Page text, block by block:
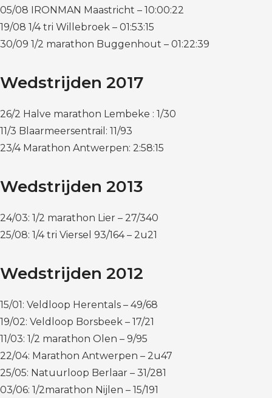
05/08 IRONMAN Maastricht – 10:00:22
19/08 1/4 tri Willebroek – 01:53:15
30/09 1/2 marathon Buggenhout – 01:22:39
Wedstrijden 2017
26/2 Halve marathon Lembeke : 1/30
11/3 Blaarmeersentrail: 11/93
23/4 Marathon Antwerpen: 2:58:15
Wedstrijden 2013
24/03: 1/2 marathon Lier – 27/340
25/08: 1/4 tri Viersel 93/164 – 2u21
Wedstrijden 2012
15/01: Veldloop Herentals – 49/68
19/02: Veldloop Borsbeek – 17/21
11/03: 1/2 marathon Olen – 9/95
22/04: Marathon Antwerpen – 2u47
25/05: Natuurloop Berlaar – 31/281
03/06: 1/2marathon Nijlen – 15/191